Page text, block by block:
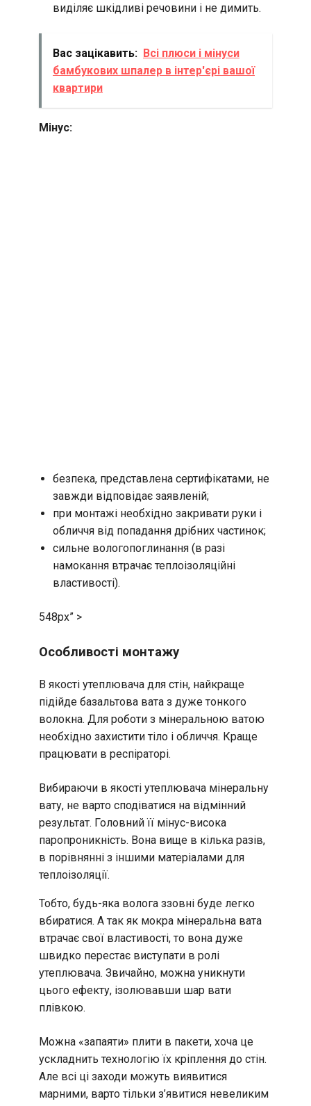
виділяє шкідливі речовини і не димить.
Вас зацікавить: Всі плюси і мінуси
бамбукових шпалер в інтер'єрі вашої
квартири
Мінус:
безпека, представлена сертифікатами, не
завжди відповідає заявленій;
при монтажі необхідно закривати руки і
обличчя від попадання дрібних частинок;
сильне вологопоглинання (в разі
намокання втрачає теплоізоляційні
властивості).
548px” >
Особливості монтажу
В якості утеплювача для стін, найкраще
підійде базальтова вата з дуже тонкого
волокна. Для роботи з мінеральною ватою
необхідно захистити тіло і обличчя. Краще
працювати в респіраторі.
Вибираючи в якості утеплювача мінеральну
вату, не варто сподіватися на відмінний
результат. Головний її мінус-висока
паропроникність. Вона вище в кілька разів,
в порівнянні з іншими матеріалами для
теплоізоляції.
Тобто, будь-яка волога ззовні буде легко
вбиратися. А так як мокра мінеральна вата
втрачає свої властивості, то вона дуже
швидко перестає виступати в ролі
утеплювача. Звичайно, можна уникнути
цього ефекту, ізолювавши шар вати
плівкою.
Можна «запаяти» плити в пакети, хоча це
ускладнить технологію їх кріплення до стін.
Але всі ці заходи можуть виявитися
марними, варто тільки з’явитися невеликим